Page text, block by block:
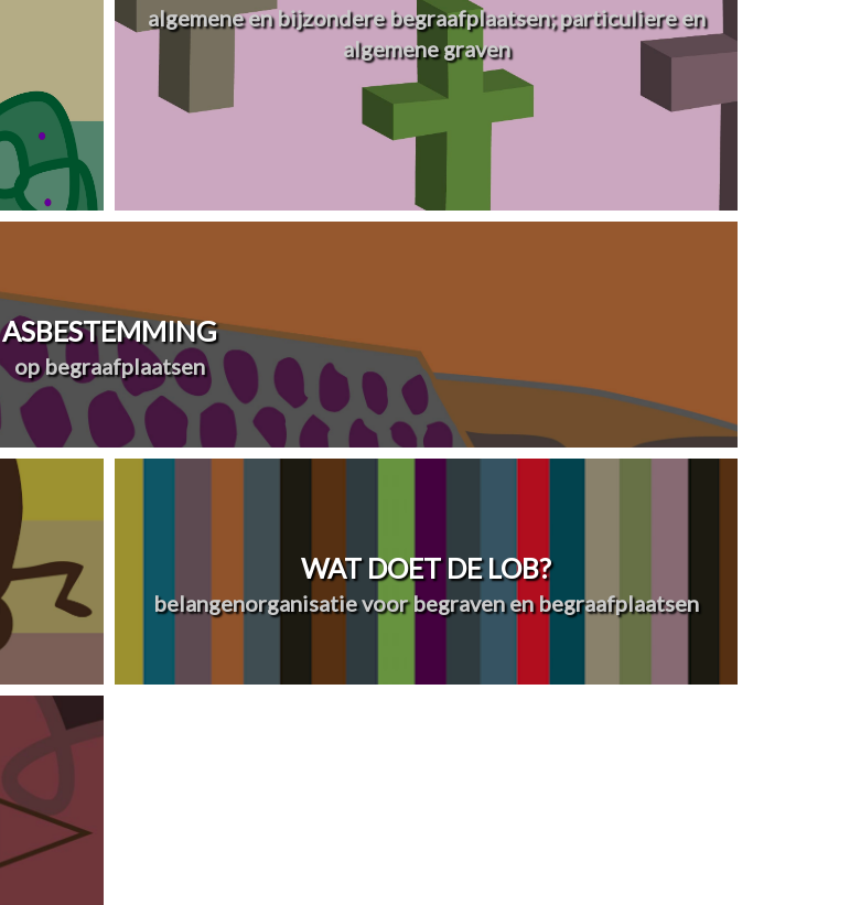
algemene en bijzondere begraafplaatsen; particuliere en
algemene graven
ASBESTEMMING
op begraafplaatsen
WAT DOET DE LOB?
belangenorganisatie voor begraven en begraafplaatsen